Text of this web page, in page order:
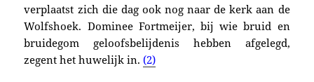
verplaatst zich die dag ook nog naar de kerk aan de
Wolfshoek. Dominee Fortmeijer, bij wie bruid en
bruidegom geloofsbelijdenis hebben afgelegd,
zegent het huwelijk in. (2)